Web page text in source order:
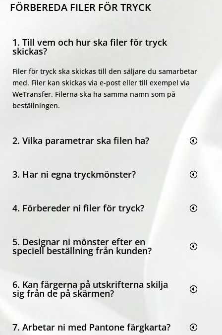
FÖRBEREDA FILER FÖR TRYCK
1. Till vem och hur ska filer för tryck
skickas?
Filer för tryck ska skickas till den säljare du samarbetar
med. Filer kan skickas via e-post eller till exempel via
WeTransfer. Filerna ska ha samma namn som på
beställningen.
2. Vilka parametrar ska filen ha?
3. Har ni egna tryckmönster?
4. Förbereder ni filer för tryck?
5. Designar ni mönster efter en
speciell beställning från kunden?
6. Kan färgerna på utskrifterna skilja
sig från de på skärmen?
7. Arbetar ni med Pantone färgkarta?